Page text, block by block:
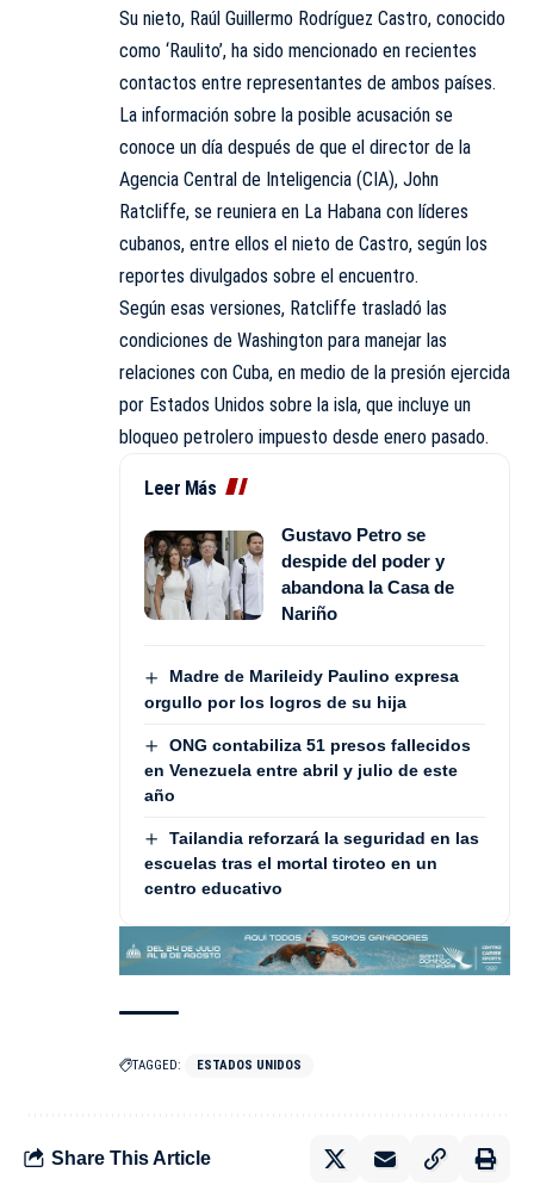
Su nieto, Raúl Guillermo Rodríguez Castro, conocido
como ‘Raulito’, ha sido mencionado en recientes
contactos entre representantes de ambos países.
La información sobre la posible acusación se
conoce un día después de que el director de la
Agencia Central de Inteligencia (CIA), John
Ratcliffe, se reuniera en La Habana con líderes
cubanos, entre ellos el nieto de Castro, según los
reportes divulgados sobre el encuentro.
Según esas versiones, Ratcliffe trasladó las
condiciones de Washington para manejar las
relaciones con Cuba, en medio de la presión ejercida
por Estados Unidos sobre la isla, que incluye un
bloqueo petrolero impuesto desde enero pasado.
Leer Más
Gustavo Petro se
despide del poder y
abandona la Casa de
Nariño
Madre de Marileidy Paulino expresa
orgullo por los logros de su hija
ONG contabiliza 51 presos fallecidos
en Venezuela entre abril y julio de este
año
Tailandia reforzará la seguridad en las
escuelas tras el mortal tiroteo en un
centro educativo
TAGGED: ESTADOS UNIDOS
Share This Article